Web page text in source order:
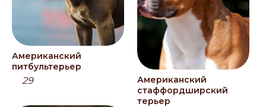
Американский
питбультерьер
29
Американский
стаффордширский
терьер